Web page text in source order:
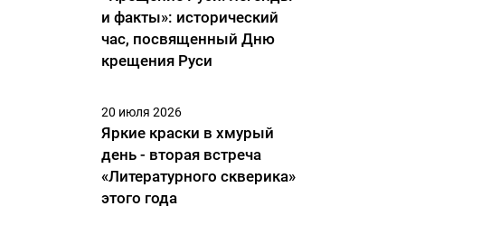
и факты»: исторический
час, посвященный Дню
крещения Руси
20 июля 2026
Яркие краски в хмурый
день - вторая встреча
«Литературного скверика»
этого года